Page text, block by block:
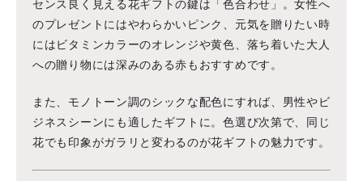
センス良く見える花ギフトの鍵は「色合わせ」。女性へ
のプレゼントにはやわらかいピンク、元気を贈りたい時
にはビタミンカラーのオレンジや黄色、落ち着いた大人
への贈り物には深みのある赤もおすすめです。
また、モノトーン調のシックな配色にすれば、男性やビ
ジネスシーンにも適したギフトに。色選び次第で、同じ
花でも印象がガラリと変わるのが花ギフトの魅力です。